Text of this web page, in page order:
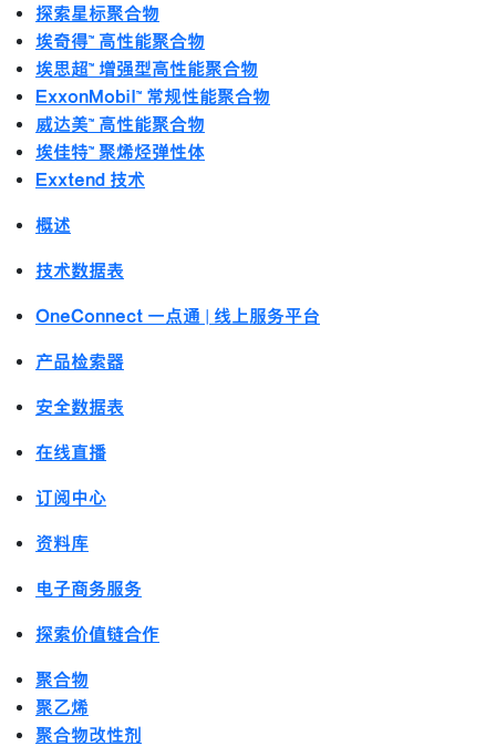
探索星标聚合物
埃奇得™ 高性能聚合物
埃思超™ 增强型高性能聚合物
ExxonMobil™ 常规性能聚合物
威达美™ 高性能聚合物
埃佳特™ 聚烯烃弹性体
Exxtend 技术
概述
技术数据表
OneConnect 一点通 | 线上服务平台
产品检索器
安全数据表
在线直播
订阅中心
资料库
电子商务服务
探索价值链合作
聚合物
聚乙烯
聚合物改性剂